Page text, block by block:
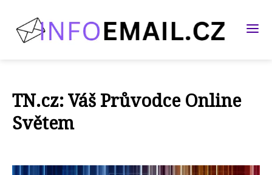
TN.cz: Váš Průvodce Online
Světem